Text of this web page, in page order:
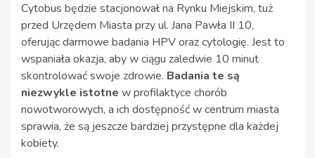
Cytobus będzie stacjonował na Rynku Miejskim, tuż
przed Urzędem Miasta przy ul. Jana Pawła II 10,
oferując darmowe badania HPV oraz cytologię. Jest to
wspaniała okazja, aby w ciągu zaledwie 10 minut
skontrolować swoje zdrowie. Badania te są
niezwykle istotne w profilaktyce chorób
nowotworowych, a ich dostępność w centrum miasta
sprawia, że są jeszcze bardziej przystępne dla każdej
kobiety.